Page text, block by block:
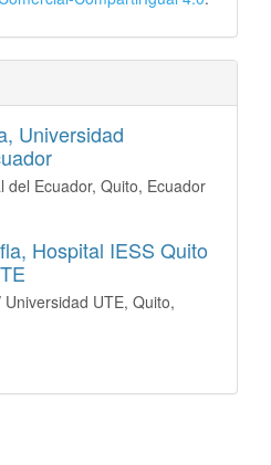
Universidad
del Ecuador, Quito, Ecuador
Hospital IESS Quito
UTE, Quito,